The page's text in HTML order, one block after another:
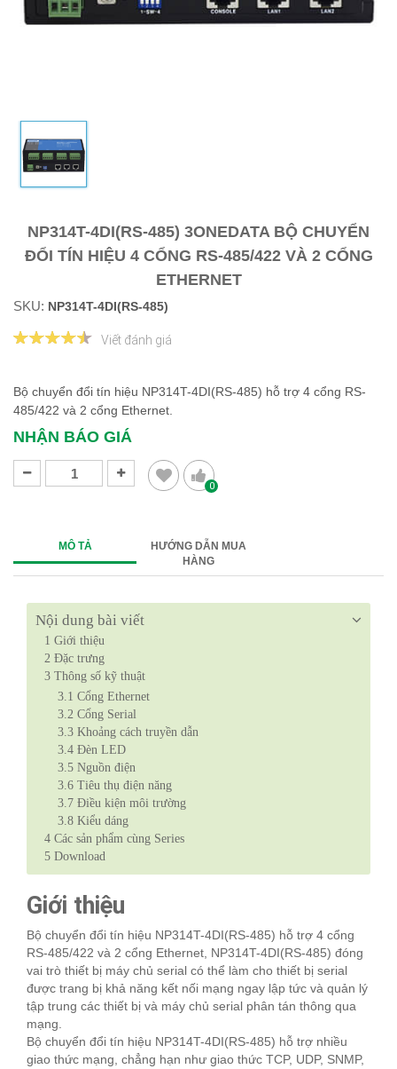
NP314T-4DI(RS-485) 3ONEDATA BỘ CHUYỂN
ĐỔI TÍN HIỆU 4 CỔNG RS-485/422 VÀ 2 CỔNG
ETHERNET
SKU: NP314T-4DI(RS-485)
Viết đánh giá
Bộ chuyển đổi tín hiệu NP314T-4DI(RS-485) hỗ trợ 4 cổng RS-
485/422 và 2 cổng Ethernet.
NHẬN BÁO GIÁ
0
MÔ TẢ
HƯỚNG DẪN MUA
HÀNG
Nội dung bài viết
1 Giới thiệu
2 Đặc trưng
3 Thông số kỹ thuật
3.1 Cổng Ethernet
3.2 Cổng Serial
3.3 Khoảng cách truyền dẫn
3.4 Đèn LED
3.5 Nguồn điện
3.6 Tiêu thụ điện năng
3.7 Điều kiện môi trường
3.8 Kiểu dáng
4 Các sản phẩm cùng Series
5 Download
Giới thiệu
Bộ chuyển đổi tín hiệu NP314T-4DI(RS-485) hỗ trợ 4 cổng
RS-485/422 và 2 cổng Ethernet, NP314T-4DI(RS-485) đóng
vai trò thiết bị máy chủ serial có thể làm cho thiết bị serial
được trang bị khả năng kết nối mạng ngay lập tức và quản lý
tập trung các thiết bị và máy chủ serial phân tán thông qua
mạng.
Bộ chuyển đổi tín hiệu NP314T-4DI(RS-485) hỗ trợ nhiều
giao thức mạng, chẳng hạn như giao thức TCP, UDP, SNMP,